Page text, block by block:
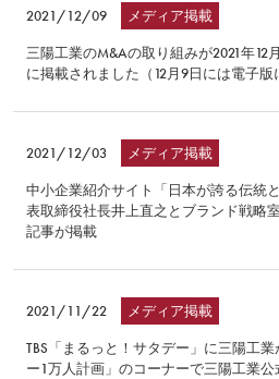
三陽工業のM&Aの取り組みが2021年12
に掲載されました（12月9日には電子版
2021/12/09 メディア掲載
中小企業紹介サイト「日本が誇る伝統
表取締役社長井上直之とブランド戦略
記事が掲載
2021/12/03 メディア掲載
TBS「まるっと！サタデー」に三陽工
ー1万人計画」のコーナーで三陽工業
2021/11/22 メディア掲載